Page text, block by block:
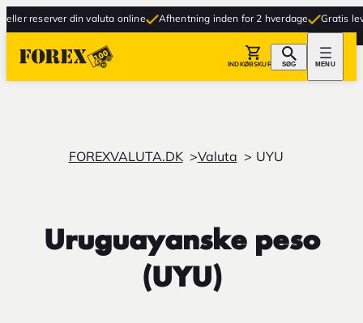
reserver din valuta online Afhentning inden for 2 hverdage Gratis
INDKØBSKURV SØG MENU
FOREXVALUTA.DK Valuta UYU
Uruguayanske peso
(UYU)